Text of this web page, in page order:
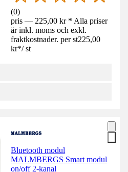
(0)
pris — 225,00 kr * Alla priser
är inkl. moms och exkl.
fraktkostnader. per st225,00
kr*/ st
Bluetooth modul
MALMBERGS Smart modul
on/off 2-kanal